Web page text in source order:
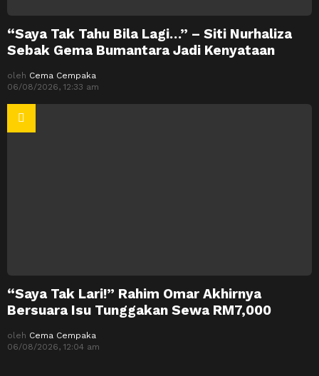
“Saya Tak Tahu Bila Lagi…” – Siti Nurhaliza
Sebak Gema Bumantara Jadi Kenyataan
oleh Cema Cempaka
06/08/2026, 12:33 am
“Saya Tak Lari!” Rahim Omar Akhirnya
Bersuara Isu Tunggakan Sewa RM7,000
oleh Cema Cempaka
06/08/2026, 12:04 am